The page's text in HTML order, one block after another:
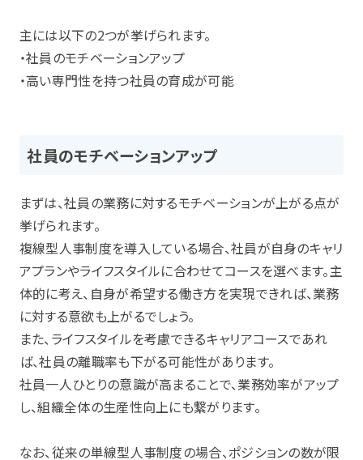
主には以下の2つが挙げられます。
・社員のモチベーションアップ
・高い専門性を持つ社員の育成が可能
社員のモチベーションアップ
まずは、社員の業務に対するモチベーションが上がる点が
挙げられます。
複線型人事制度を導入している場合、社員が自身のキャリ
アプランやライフスタイルに合わせてコースを選べます。主
体的に考え、自身が希望する働き方を実現できれば、業務
に対する意欲も上がるでしょう。
また、ライフスタイルを考慮できるキャリアコースであれ
ば、社員の離職率も下がる可能性があります。
社員一人ひとりの意識が高まることで、業務効率がアップ
し、組織全体の生産性向上にも繋がります。
なお、従来の単線型人事制度の場合、ポジションの数が限